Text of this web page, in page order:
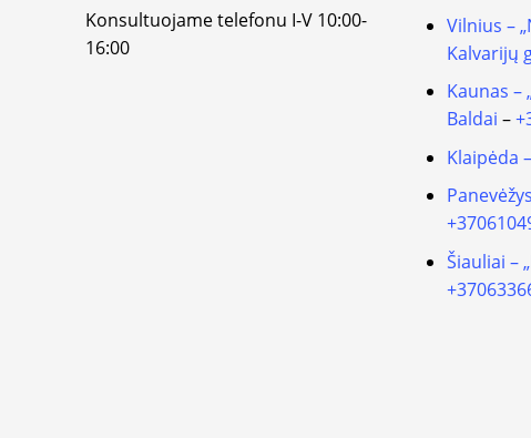
Konsultuojame telefonu I-V 10:00-
16:00
Vilnius –
Kalvarijų
Kaunas –
Baldai –
Klaipėda
Šiauliai –